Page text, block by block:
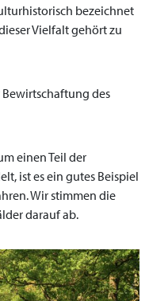
bezeichnet
Vielfalt gehört zu
des
einen Teil der
ist es ein gutes Beispiel
Wir stimmen die
darauf ab.